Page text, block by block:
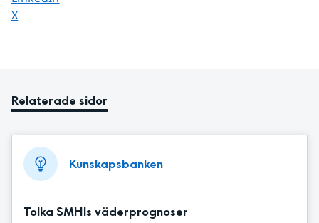
Dela sidan på
X
Relaterade sidor
Kunskapsbanken
Tolka SMHIs väderprognoser